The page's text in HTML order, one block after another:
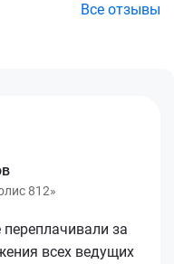
Все отзывы
812»
за
всех ведущих